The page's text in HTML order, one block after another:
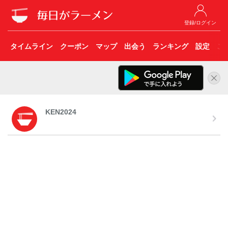
登録/ログイン
タイムライン クーポン マップ 出会う ランキング 設定 こ
KEN2024